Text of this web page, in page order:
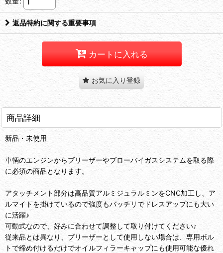
返品特約に関する重要事項
カートに入れる
お気に入り登録
商品詳細
新品・未使用
車輌のエンジンからブリーザーやブローバイガスシステムを取る際
に必須の商品となります。
アタッチメント部分は高品質アルミジュラルミンをCNC加工し、ア
ルマイトを掛けているので強度もバッチリでドレスアップにも大い
に活躍♪
可動式なので、好みに合わせて調整して取り付けてください♪
従来品とは異なり、ブリーザーとして使用しない場合は、専用ボル
トで締め付けるだけでオイルフィラーキャップにも使用可能な優れ